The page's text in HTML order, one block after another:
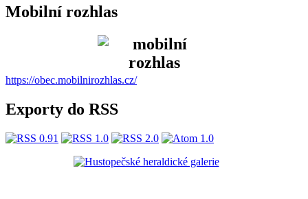
Mobilní rozhlas
https://obec.mobilnirozhlas.cz/
Exporty do RSS